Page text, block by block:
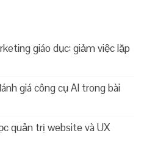
giáo dục: giảm việc lặp
giá công cụ AI trong bài
quản trị website và UX